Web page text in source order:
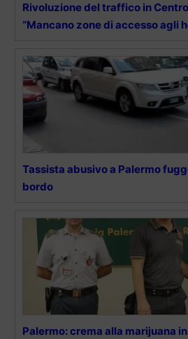
Rivoluzione del traffico in
“Mancano zone di accesso agli
Tassista abusivo a Palermo
bordo
Palermo: crema alla marijuana